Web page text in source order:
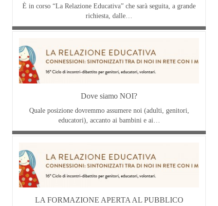
È in corso “La Relazione Educativa” che sarà seguita, a grande
richiesta, dalle…
Dove siamo NOI?
Quale posizione dovremmo assumere noi (adulti, genitori,
educatori), accanto ai bambini e ai…
LA FORMAZIONE APERTA AL PUBBLICO